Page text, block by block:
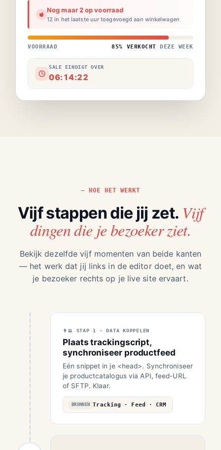
Nog maar 2 op voorraad
12 in het laatste uur toegevoegd aan winkelwagen
VOORRAAD 85% VERKOCHT DEZE WEEK
SALE EINDIGT OVER
06:14:22
HOE HET WERKT
Vijf stappen die jij zet. Vijf
dingen die je bezoeker ziet.
Bekijk dezelfde vijf momenten van beide kanten
— het werk dat jij links in de editor doet, en wat
je bezoeker rechts op je live site ervaart.
STAP 1 · DATA KOPPELEN
Plaats trackingscript,
synchroniseer productfeed
Eén snippet in je <head>. Synchroniseer
je productcatalogus via API, feed-URL
of SFTP. Klaar.
BRONNEN Tracking · Feed · CRM